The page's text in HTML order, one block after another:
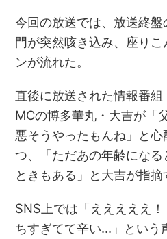
今回の放送では、放送終
門が突然咳き込み、座り
ンが流れた。
直後に放送された情報番組
MCの博多華丸・大吉が「
悪そうやったもんね」と
つ、「ただあの年齢にな
ときもある」と大吉が指摘
SNS上では「えええええ
ちすぎてて辛い…」という